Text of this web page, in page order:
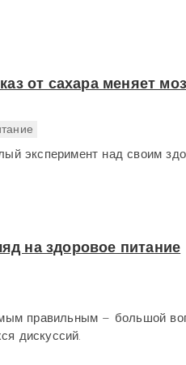
от сахара меняет
эксперимент над своим
на здоровое питание
правильным – большой
дискуссий.